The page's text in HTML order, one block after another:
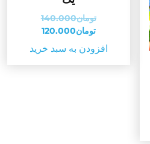
تومان140.000قیمت
بود.
تومان120.000قیمت
تومان120.000.
افزودن به سبد خرید